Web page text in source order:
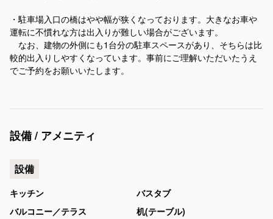
・駐車場入口の橋はやや幅が狭くなっております。大きなお車や
運転に不慣れな方は出入りが難しい場合がございます。
なお、建物の外側にも1台分の駐車スペースがあり、そちらは比
較的出入りしやすくなっています。事前にご理解いただいたうえ
でご予約をお願いいたします。
設備 / アメニティ
設備
キッチン
バスタブ
バルコニー／テラス
机(テーブル)